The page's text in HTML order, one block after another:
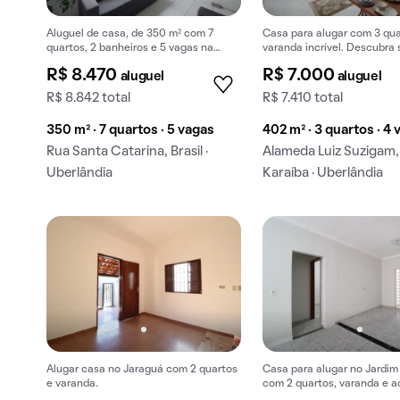
Aluguel de casa, de 350 m² com 7
quartos, 2 banheiros e 5 vagas na
R$ 8.470 aluguel
R$ 8.842 total
350 m² · 7 quartos · 5 vagas
Rua Santa Catarina, Brasil ·
Uberlândia
Casa para alugar com 3
varanda incrível. Descubra
R$ 7.000 aluguel
R$ 7.410 total
402 m² · 3 quartos · 4
Alameda Luiz
Karaíba · Uberlândia
Alugar casa no Jaraguá com 2 quartos
e varanda.
Casa para alugar no Jardim
com 2 quartos, varanda e